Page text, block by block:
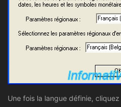
Une fois la langue définie,